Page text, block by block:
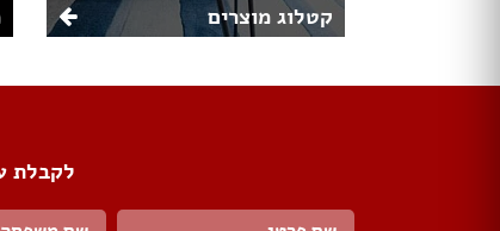
קטלוג מוצרים
לקבלת